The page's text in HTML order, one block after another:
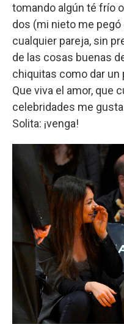
tomando algún té frío
dos (mi nieto me
cualquier pareja, sin
de las cosas buenas
chiquitas como dar un
Que viva el amor, que
celebridades me
Solita: ¡venga!